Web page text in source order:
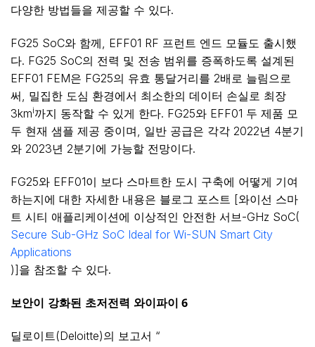
다양한 방법들을 제공할 수 있다.
FG25 SoC와 함께, EFF01 RF 프런트 엔드 모듈도 출시했
다. FG25 SoC의 전력 및 전송 범위를 증폭하도록 설계된
EFF01 FEM은 FG25의 유효 통달거리를 2배로 늘림으로
써, 밀집한 도심 환경에서 최소한의 데이터 손실로 최장
3kmi까지 동작할 수 있게 한다. FG25와 EFF01 두 제품 모
두 현재 샘플 제공 중이며, 일반 공급은 각각 2022년 4분기
와 2023년 2분기에 가능할 전망이다.
FG25와 EFF01이 보다 스마트한 도시 구축에 어떻게 기여
하는지에 대한 자세한 내용은 블로그 포스트 [와이선 스마
트 시티 애플리케이션에 이상적인 안전한 서브-GHz SoC(
Secure Sub-GHz SoC Ideal for Wi-SUN Smart City
Applications
)]을 참조할 수 있다.
보안이 강화된 초저전력 와이파이 6
딜로이트(Deloitte)의 보고서 “